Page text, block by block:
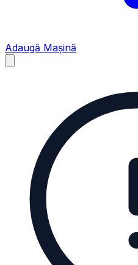
Adaugă Mașină